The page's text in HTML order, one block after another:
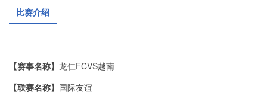
比赛介绍
【赛事名称】 龙仁FCVS越南
【联赛名称】 国际友谊